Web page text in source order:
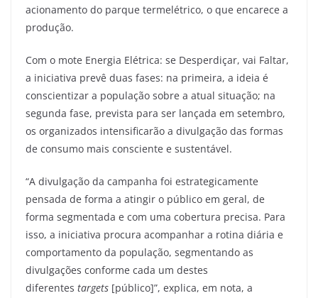
acionamento do parque termelétrico, o que encarece a
produção.
Com o mote Energia Elétrica: se Desperdiçar, vai Faltar,
a iniciativa prevê duas fases: na primeira, a ideia é
conscientizar a população sobre a atual situação; na
segunda fase, prevista para ser lançada em setembro,
os organizados intensificarão a divulgação das formas
de consumo mais consciente e sustentável.
“A divulgação da campanha foi estrategicamente
pensada de forma a atingir o público em geral, de
forma segmentada e com uma cobertura precisa. Para
isso, a iniciativa procura acompanhar a rotina diária e
comportamento da população, segmentando as
divulgações conforme cada um destes
diferentes targets [público]”, explica, em nota, a